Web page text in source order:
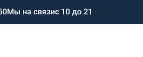
Мы на связис 10 до 21